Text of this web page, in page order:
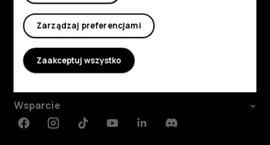
Poznaj
Informacje
Wsparcie
FacebookInstagramTiktokYoutubeLinkedinDiscord
Zarządzaj preferencjami
Zaakceptuj wszystko